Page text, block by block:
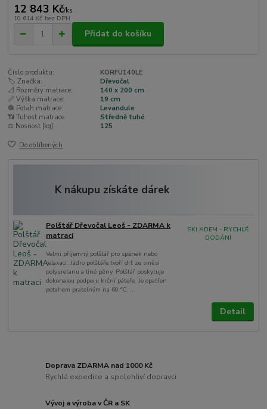
12 843 Kč/ks
10 614 Kč bez DPH
Přidat do košíku
Číslo produktu:
KORFU140LE
🏷️ Značka:
Dřevočal
📐 Rozměry matrace:
140 x 200 cm
📏 Výška matrace:
19 cm
🧶 Potah matrace:
Levandule
📶 Tuhost matrace:
Středně tuhé
⚖️ Nosnost [kg]:
125
Do oblíbených
K nákupu získáte dárek
Polštář Dřevočal Leoš - ZDARMA k
matraci
Velmi příjemný polštář pro spánek nebo
relaxaci. Jádro polštáře tvoří drť ze směsi
polyuretanu a líné pěny. Polštář poskytuje
dokonalou podporu krční páteře. Je opatřen
potahem pratelným na 60 °C. ...
SKLADEM - RYCHLÉ
DODÁNÍ
Detail
Doprava ZDARMA nad 1000 Kč
Rychlá expedice a spolehliví dopravci
Vývoj a výroba v ČR a SK